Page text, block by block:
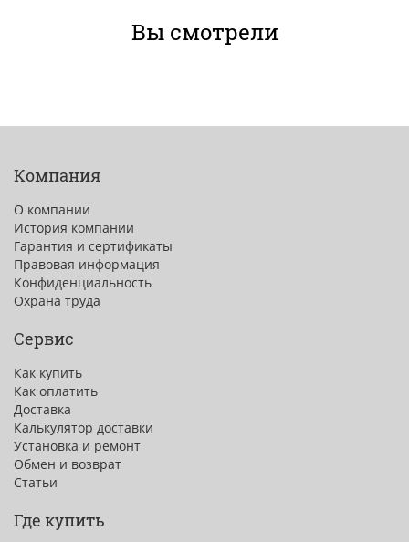
Вы смотрели
Компания
О компании
История компании
Гарантия и сертификаты
Правовая информация
Конфиденциальность
Охрана труда
Сервис
Как купить
Как оплатить
Доставка
Калькулятор доставки
Установка и ремонт
Обмен и возврат
Статьи
Где купить